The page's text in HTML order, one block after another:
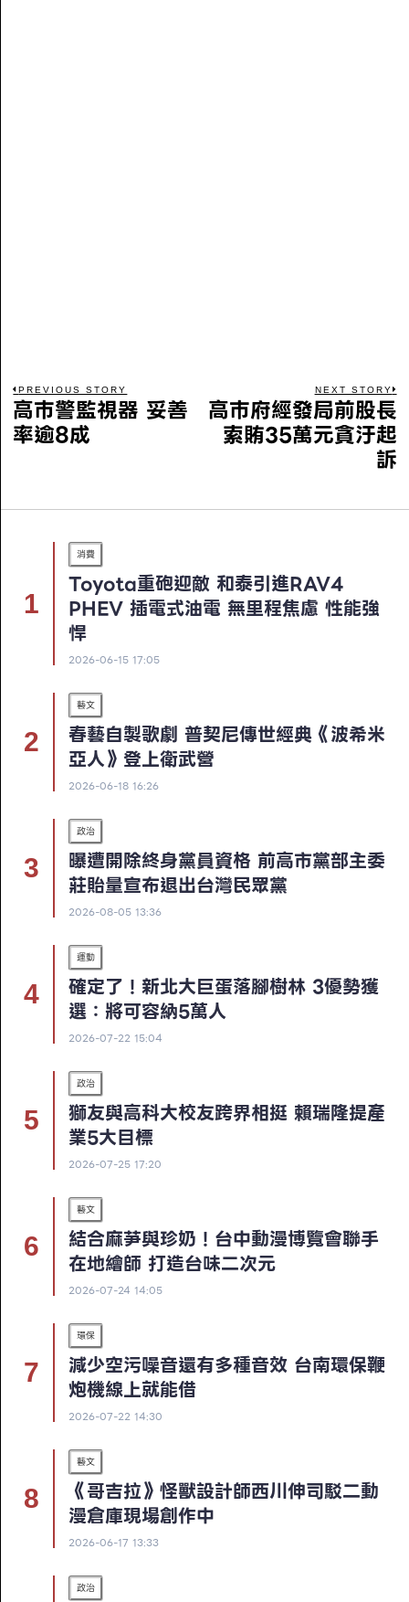
PREVIOUS STORY
高巿警監視器 妥善
率逾8成
NEXT STORY
高巿府經發局前股長
索賄35萬元貪汙起
訴
消費
Toyota重砲迎敵 和泰引進RAV4
PHEV 插電式油電 無里程焦慮 性能強
悍
2026-06-15 17:05
藝文
春藝自製歌劇 普契尼傳世經典《波希米
亞人》登上衛武營
2026-06-18 16:26
政治
曝遭開除終身黨員資格 前高市黨部主委
莊貽量宣布退出台灣民眾黨
2026-08-05 13:36
運動
確定了！新北大巨蛋落腳樹林 3優勢獲
選：將可容納5萬人
2026-07-22 15:04
政治
獅友與高科大校友跨界相挺 賴瑞隆提產
業5大目標
2026-07-25 17:20
藝文
結合麻芛與珍奶！台中動漫博覽會聯手
在地繪師 打造台味二次元
2026-07-24 14:05
環保
減少空污噪音還有多種音效 台南環保鞭
炮機線上就能借
2026-07-22 14:30
藝文
《哥吉拉》怪獸設計師西川伸司駁二動
漫倉庫現場創作中
2026-06-17 13:33
政治